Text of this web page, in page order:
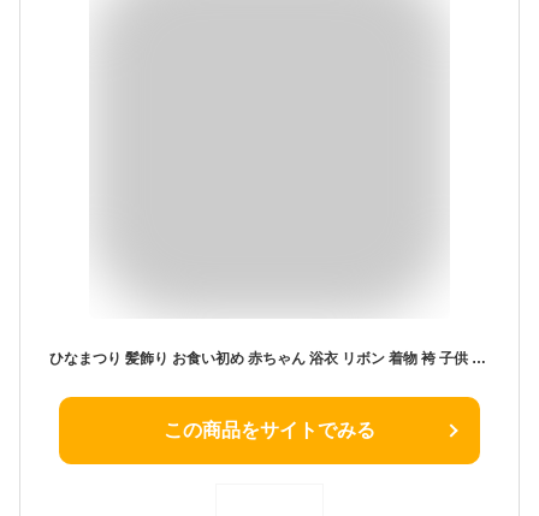
ひなまつり 髪飾り お食い初め 赤ちゃん 浴衣 リボン 着物 袴 子供 ベビー 和 卒業式 【春色ちりめんリボンと水引花飾りとふんわり桜の和飾り】 ベビーヘアバンド 七五三 ヘアクリップ ヘアアクセサリー 753 三歳 七歳 袴ロンパース ベビー袴 ひな祭り キッズ 小学生 子ども
この商品をサイトでみる